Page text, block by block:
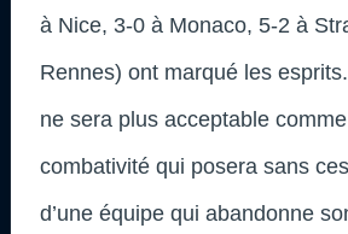
à Nice, 3-0 à Monaco, 5-2 à
Rennes) ont marqué les
ne sera plus acceptable
combativité qui posera sans
d’une équipe qui abandonne